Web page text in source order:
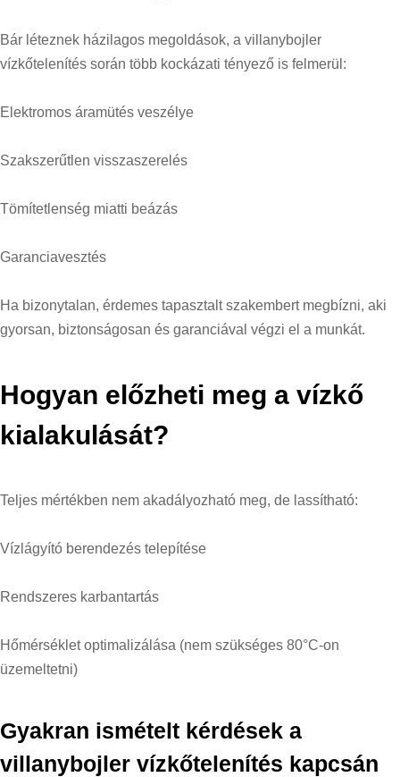
Bár léteznek házilagos megoldások, a villanybojler
vízkőtelenítés során több kockázati tényező is felmerül:
Elektromos áramütés veszélye
Szakszerűtlen visszaszerelés
Tömítetlenség miatti beázás
Garanciavesztés
Ha bizonytalan, érdemes tapasztalt szakembert megbízni, aki
gyorsan, biztonságosan és garanciával végzi el a munkát.
Hogyan előzheti meg a vízkő
kialakulását?
Teljes mértékben nem akadályozható meg, de lassítható:
Vízlágyító berendezés telepítése
Rendszeres karbantartás
Hőmérséklet optimalizálása (nem szükséges 80°C-on
üzemeltetni)
Gyakran ismételt kérdések a
villanybojler vízkőtelenítés kapcsán